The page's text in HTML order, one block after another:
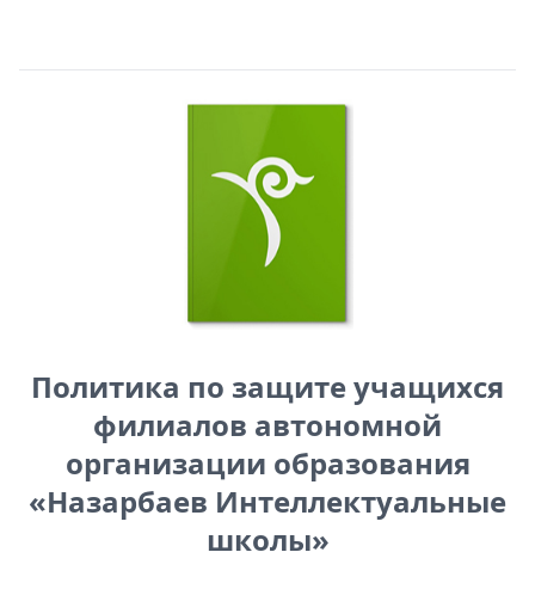
Политика по защите учащихся
филиалов автономной
организации образования
«Назарбаев Интеллектуальные
школы»